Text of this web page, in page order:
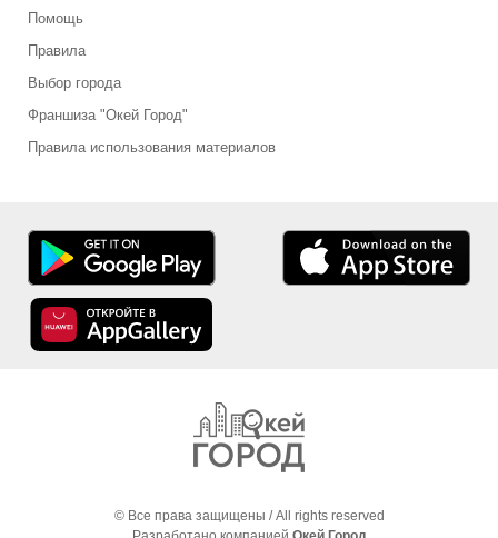
Помощь
Правила
Выбор города
Франшиза "Окей Город"
Правила использования материалов
© Все права защищены / All rights reserved